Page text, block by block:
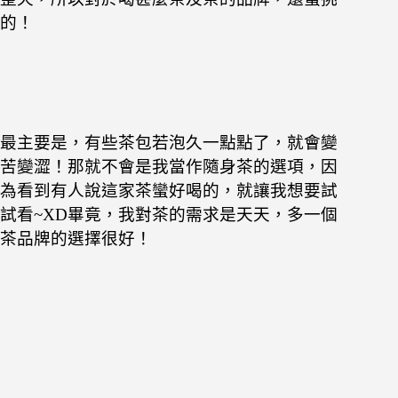
的！
最主要是，有些茶包若泡久一點點了，就會變
苦變澀！ 那就不會是我當作隨身茶的選項， 因
為看到有人說這家茶蠻好喝的，就讓我想要試
試看~XD畢竟，我對茶的需求是天天，多一個
茶品牌的選擇很好！